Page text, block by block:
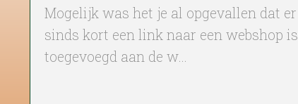
Mogelijk was het je al opgevallen dat er
sinds kort een link naar een webshop is
toegevoegd aan de w…